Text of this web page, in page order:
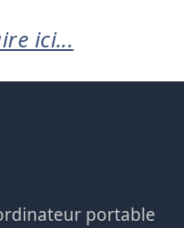
ici...
portable